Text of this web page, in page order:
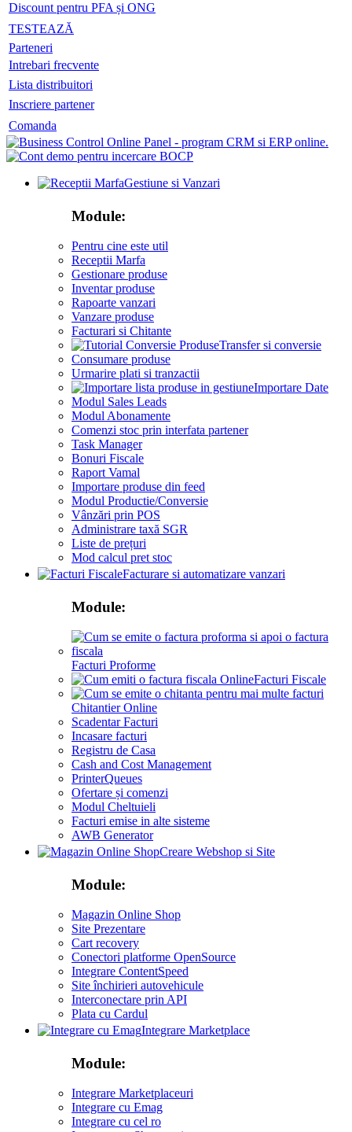
Discount pentru PFA și ONG
TESTEAZĂ
Parteneri
Intrebari frecvente
Lista distribuitori
Inscriere partener
Comanda
Gestiune si Vanzari
Module:
Pentru cine este util
Receptii Marfa
Gestionare produse
Inventar produse
Rapoarte vanzari
Vanzare produse
Facturari si Chitante
Transfer si conversie
Consumare produse
Urmarire plati si tranzactii
Importare Date
Modul Sales Leads
Modul Abonamente
Comenzi stoc prin interfata partener
Task Manager
Bonuri Fiscale
Raport Vamal
Importare produse din feed
Modul Productie/Conversie
Vânzări prin POS
Administrare taxă SGR
Liste de prețuri
Mod calcul pret stoc
Facturare si automatizare vanzari
Module:
Facturi Proforme
Facturi Fiscale
Chitantier Online
Scadentar Facturi
Incasare facturi
Registru de Casa
Cash and Cost Management
PrinterQueues
Ofertare și comenzi
Modul Cheltuieli
Facturi emise in alte sisteme
AWB Generator
Creare Webshop si Site
Module:
Magazin Online Shop
Site Prezentare
Cart recovery
Conectori platforme OpenSource
Integrare ContentSpeed
Site închirieri autovehicule
Interconectare prin API
Plata cu Cardul
Integrare Marketplace
Module:
Integrare Marketplaceuri
Integrare cu Emag
Integrare cu cel ro